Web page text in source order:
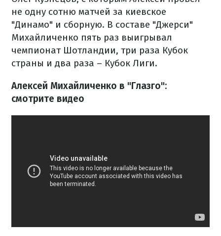
не одну сотню матчей за киевское
"Динамо" и сборную. В составе "Джерси"
Михайличенко пять раз выигрывал
чемпионат Шотландии, три раза Кубок
страны и два раза – Кубок Лиги.
Алексей Михайличенко в "Глазго":
смотрите видео